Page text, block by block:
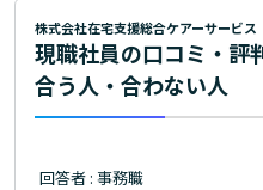
株式会社在宅支援総合ケアーサービス
現職社員の口コミ・評
合う人・合わない人
回答者 : 事務職